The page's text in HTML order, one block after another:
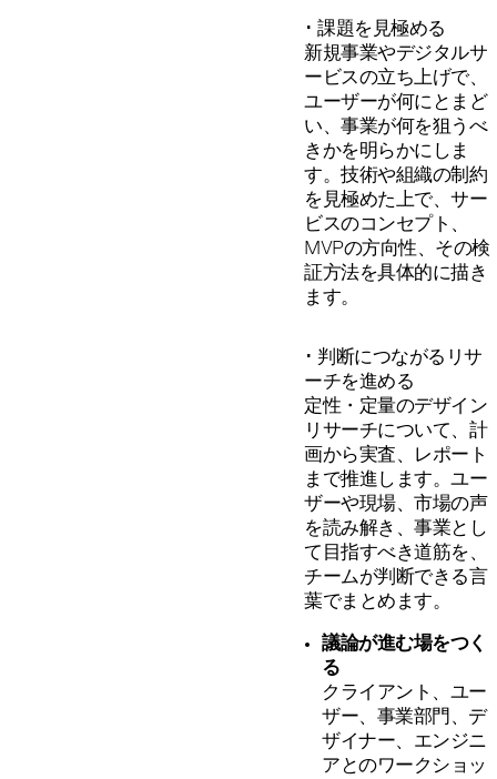
･ 課題を見極める
新規事業やデジタルサ
ービスの立ち上げで、
ユーザーが何にとまど
い、事業が何を狙うべ
きかを明らかにしま
す。技術や組織の制約
を見極めた上で、サー
ビスのコンセプト、
MVPの方向性、その検
証方法を具体的に描き
ます。
･ 判断につながるリサ
ーチを進める
定性・定量のデザイン
リサーチについて、計
画から実査、レポート
まで推進します。ユー
ザーや現場、市場の声
を読み解き、事業とし
て目指すべき道筋を、
チームが判断できる言
葉でまとめます。
議論が進む場をつく
る
クライアント、ユー
ザー、事業部門、デ
ザイナー、エンジニ
アとのワークショッ